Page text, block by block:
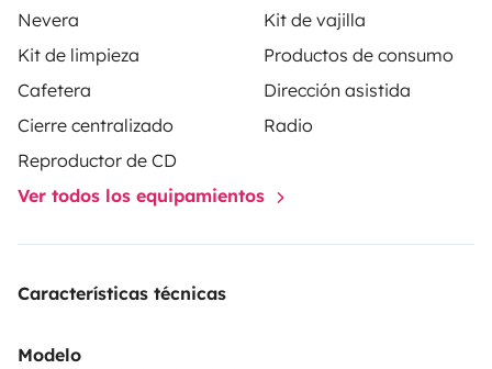
À l’extérieur, profitez d’un auvent transformable en
véritable pièce de vie de 5 m², avec table et tabourets.
Une douche solaire et un système de toilette
écologique complètent l’équipement.
Gaspard, c’est la liberté de voyager à votre rythme,
avec l’essentiel pour se sentir bien, partout 🌍✨
Nevera
Kit de vajilla
Kit de limpieza
Productos de consumo
Cafetera
Dirección asistida
Cierre centralizado
Radio
Reproductor de CD
Ver todos los equipamientos
Características técnicas
Modelo